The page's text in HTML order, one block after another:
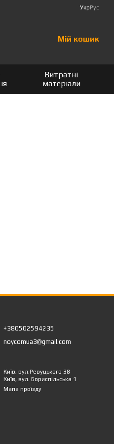
УкрРус
Мій кошик
Витратні
матеріали
+380502594235
noycomua3@gmail.com
Київ, вул.Ревуцького 38
Київ, вул. Бориспільська 1
Мапа проїзду